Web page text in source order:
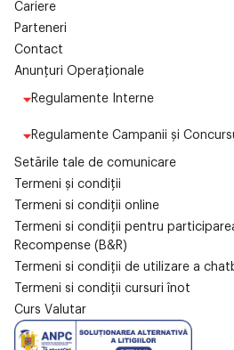
Cariere
Parteneri
Contact
Anunțuri Operaționale
Regulamente Interne
Regulamente Campanii și
Setările tale de comunicare
Termeni și condiții
Termeni si condiții online
Termeni si condiții pentru
Recompense (B&R)
Termeni si condiții de utilizare a
Termeni si condiții cursuri înot
Curs Valutar